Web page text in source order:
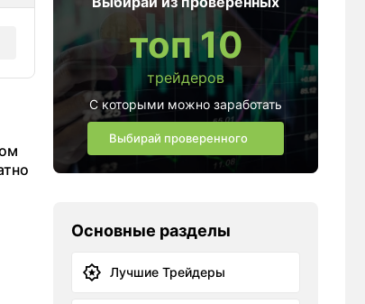
топ 10
трейдеров
С которыми можно заработать
Выбирай проверенного
Основные разделы
Лучшие Трейдеры